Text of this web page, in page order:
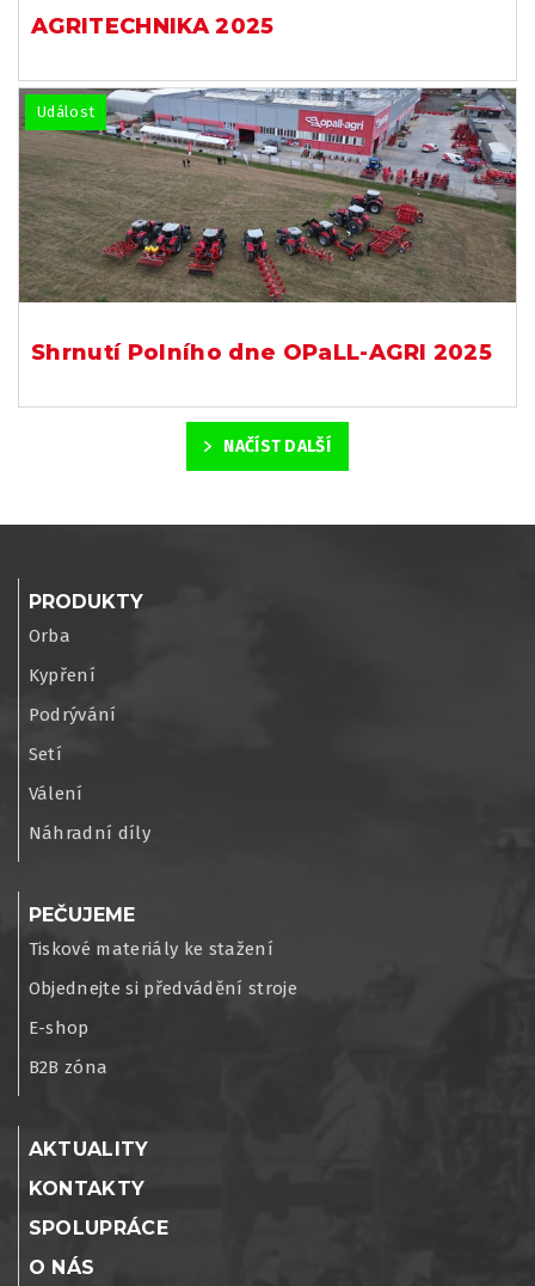
AGRITECHNIKA 2025
Událost
Shrnutí Polního dne OPaLL-AGRI 2025
NAČÍST DALŠÍ
PRODUKTY
Orba
Kypření
Podrývání
Setí
Válení
Náhradní díly
PEČUJEME
Tiskové materiály ke stažení
Objednejte si předvádění stroje
E-shop
B2B zóna
AKTUALITY
KONTAKTY
SPOLUPRÁCE
O NÁS